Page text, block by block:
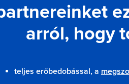
arról, hogy
teljes erőbedobással, a